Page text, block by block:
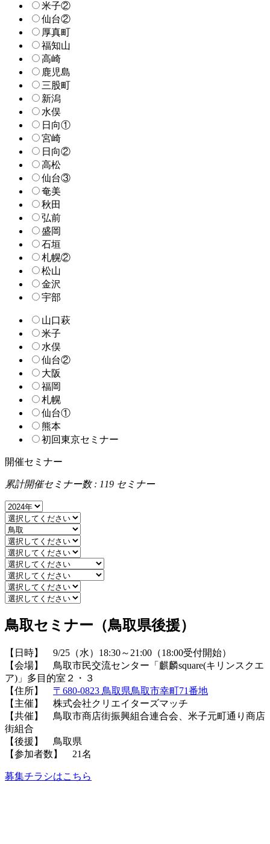
米子②
仙台②
厚真町
福知山
高崎
鹿児島
三股町
新潟
水俣
日向①
宮崎
日向②
高松
仙台③
奄美
秋田
弘前
盛岡
石垣
札幌②
松山
金沢
宇部
山口萩
米子
水俣
仙台②
大阪
福岡
札幌
仙台①
熊本
初回東京セミナー
開催セミナー
累計開催セミナー数 : 119 セミナー
鳥取セミナー（鳥取県後援）
【日時】 9/25（水）18:30～21:00（18:00受付開始）
【会場】 鳥取市民交流センター「麒麟square(キリンスクエ
ア)」多目的室２・３
【住所】 〒680-0823 鳥取県鳥取市幸町71番地
【主催】 株式会社クリエイターズマッチ
【共催】 鳥取市商店街振興組合連合会、米子元町通り商店
街組合
【後援】 鳥取県
【参加者数】 21名
募集チラシはこちら